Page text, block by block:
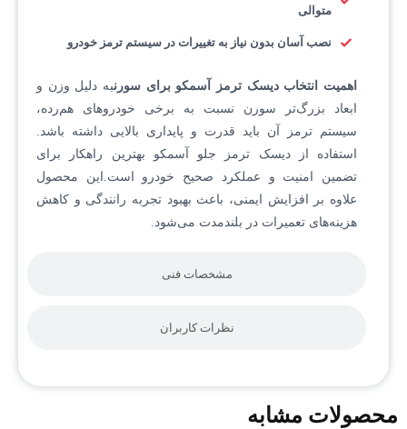
مشخصات فنی
نظرات کاربران
متوالی
نصب آسان بدون نیاز به تغییرات در سیستم ترمز خودرو
اهمیت انتخاب دیسک ترمز آسمکو برای سورنبه دلیل وزن و
ابعاد بزرگ‌تر سورن نسبت به برخی خودروهای هم‌رده،
سیستم ترمز آن باید قدرت و پایداری بالایی داشته باشد.
استفاده از دیسک ترمز جلو آسمکو بهترین راهکار برای
تضمین امنیت و عملکرد صحیح خودرو است.این محصول
علاوه بر افزایش ایمنی، باعث بهبود تجربه رانندگی و کاهش
هزینه‌های تعمیرات در بلندمدت می‌شود.
محصولات مشابه